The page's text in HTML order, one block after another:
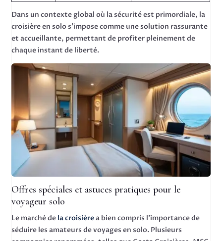
Dans un contexte global où la sécurité est primordiale, la
croisière en solo s’impose comme une solution rassurante
et accueillante, permettant de profiter pleinement de
chaque instant de liberté.
Offres spéciales et astuces pratiques pour le
voyageur solo
Le marché de la croisièrea bien compris l’importance de
séduire les amateurs de voyages en solo. Plusieurs